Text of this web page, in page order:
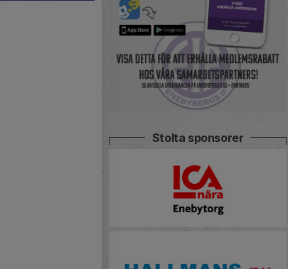
Stolta sponsorer